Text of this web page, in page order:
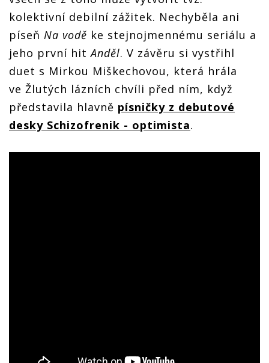
kolektivní debilní zážitek. Nechyběla ani
píseň Na vodě ke stejnojmennému seriálu a
jeho první hitAnděl. V závěru si vystřihl
duet s Mirkou Miškechovou, která hrála
ve Žlutých lázních chvíli před ním, když
představila hlavně písničky z debutové
desky Schizofrenik - optimista.